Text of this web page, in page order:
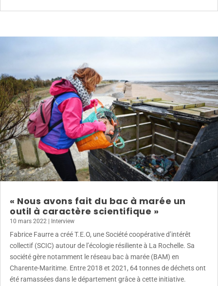
« Nous avons fait du bac à marée un
outil à caractère scientifique »
10 mars 2022 Interview
Fabrice Faurre a créé T.E.O, une Société coopérative d’intérêt
collectif (SCIC) autour de l’écologie résiliente à La Rochelle. Sa
société gère notamment le réseau bac à marée (BAM) en
Charente-Maritime. Entre 2018 et 2021, 64 tonnes de déchets ont
été ramassées dans le département grâce à cette initiative.